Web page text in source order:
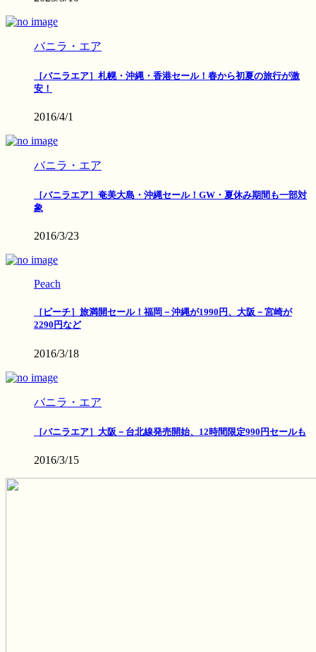
バニラ・エア
［バニラエア］札幌・沖縄・香港セール！春から初夏の旅行が激
安！
2016/4/1
バニラ・エア
［バニラエア］奄美大島・沖縄セール！GW・夏休み期間も一部対
象
2016/3/23
Peach
［ピーチ］旅満開セール！福岡－沖縄が1990円、大阪－宮崎が
2290円など
2016/3/18
バニラ・エア
［バニラエア］大阪－台北線発売開始、12時間限定990円セールも
2016/3/15